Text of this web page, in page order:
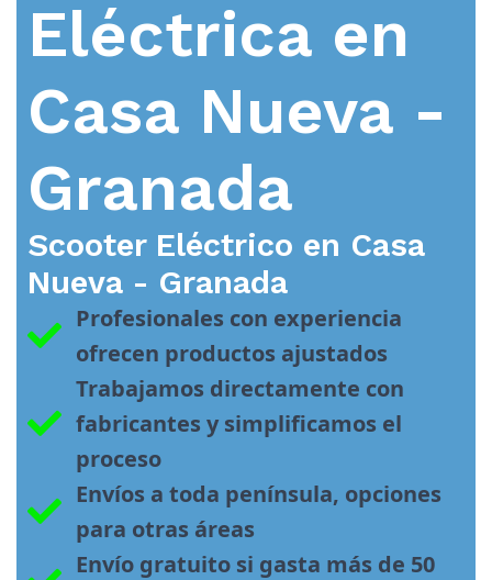
Eléctrica en
Casa Nueva -
Granada
Scooter Eléctrico en Casa
Nueva - Granada
Profesionales con experiencia
ofrecen productos ajustados
Trabajamos directamente con
fabricantes y simplificamos el
proceso
Envíos a toda península, opciones
para otras áreas
Envío gratuito si gasta más de 50